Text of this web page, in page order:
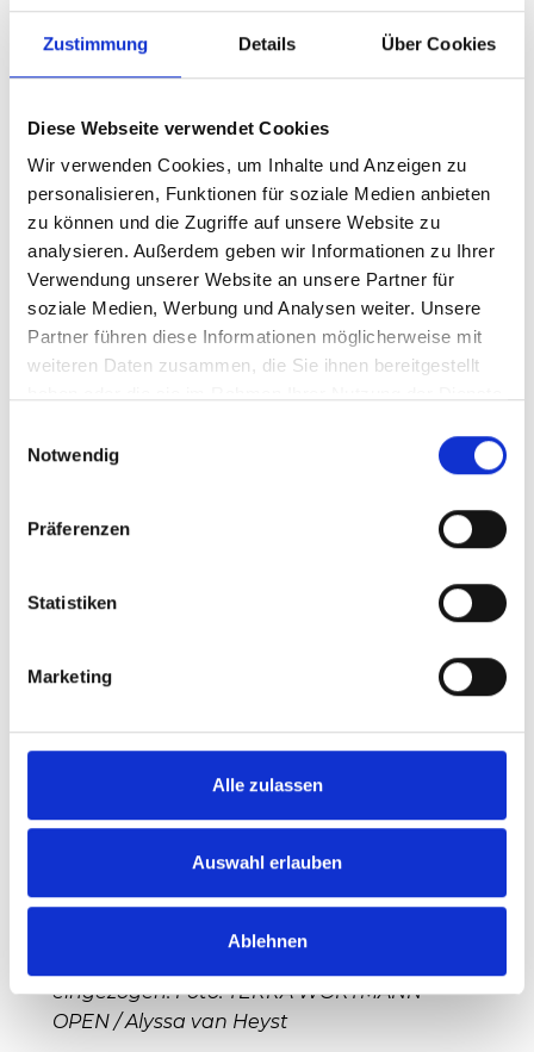
Zustimmung Details Über Cookies
Diese Webseite verwendet Cookies
Wir verwenden Cookies, um Inhalte und Anzeigen zu
personalisieren, Funktionen für soziale Medien anbieten
zu können und die Zugriffe auf unsere Website zu
analysieren. Außerdem geben wir Informationen zu Ihrer
Verwendung unserer Website an unsere Partner für
soziale Medien, Werbung und Analysen weiter. Unsere
Partner führen diese Informationen möglicherweise mit
weiteren Daten zusammen, die Sie ihnen bereitgestellt
Notwendig
Präferenzen
Statistiken
Marketing
Alle zulassen
Auswahl erlauben
Ablehnen
Breakchancen. Mit einem Doppelfehler gab
nichts mehr anbrennen, legte sogar noch ein
Break nach und verwandelte schließlich
seinen ersten Matchball zum 6:2.
In der zweiten Runde kommt es am
Donnerstag nun zum mit Spannung
erwarteten deutschen Duell gegen Yannick
Hanfmann, der bei seinem 6:2, 6:2-Erfolg über
Shootingstar Joao Fonseca eine überragende
Leistung zeigte. Das bisher einzige
Aufeinandertreffen der beiden auf Tour-Ebene
ging in München 2018 in drei Sätzen an
ALLE ANSCHAUEN
eingezogen. Foto: TERRA WORTMANN
OPEN / Alyssa van Heyst